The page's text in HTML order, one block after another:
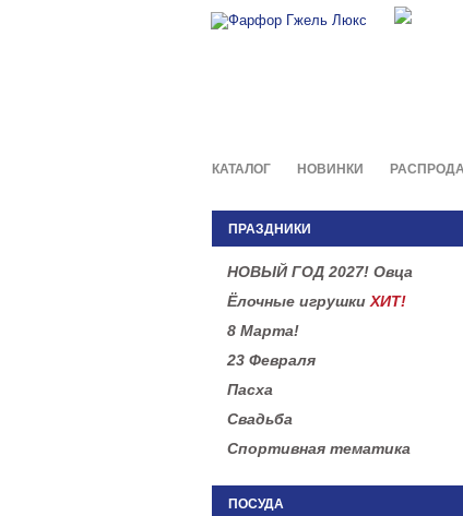
КАТАЛОГ НОВИНКИ
ПРАЗДНИКИ
НОВЫЙ ГОД 2027! Овца
Ёлочные игрушки ХИТ!
8 Марта!
23 Февраля
Пасха
Свадьба
Спортивная тематика
ПОСУДА